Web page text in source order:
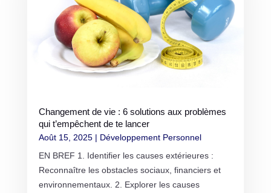
Changement de vie : 6 solutions aux problèmes
qui t’empêchent de te lancer
Août 15, 2025| Développement Personnel
EN BREF 1. Identifier les causes extérieures :
Reconnaître les obstacles sociaux, financiers et
environnementaux. 2. Explorer les causes